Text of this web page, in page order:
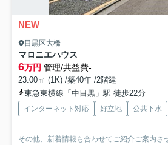
NEW
目黒区大橋
マロニエハウス
6万円 管理/共益費-
23.00㎡ (1K) /築40年 /2階建
東急東横線「中目黒」駅 徒歩22分
インターネット対応 好立地 公共下水
その他、新着情報も合わせてご紹介ご案内さ